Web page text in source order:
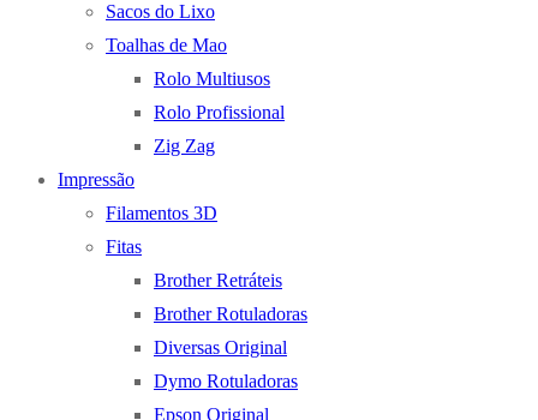
Sacos do Lixo
Toalhas de Mao
Rolo Multiusos
Rolo Profissional
Zig Zag
Impressão
Filamentos 3D
Fitas
Brother Retráteis
Brother Rotuladoras
Diversas Original
Dymo Rotuladoras
Epson Original